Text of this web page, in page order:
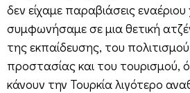
δεν είχαμε παραβιάσεις
συμφωνήσαμε σε μια θετική
της εκπαίδευσης, του
προστασίας και του τουρισμού,
κάνουν την Τουρκία λιγότερο